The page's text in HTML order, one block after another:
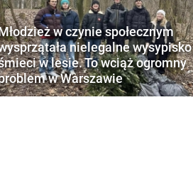
w czynie społecznym
nielegalne wysypisko
w lesie. To wciąż ogromny
w Warszawie